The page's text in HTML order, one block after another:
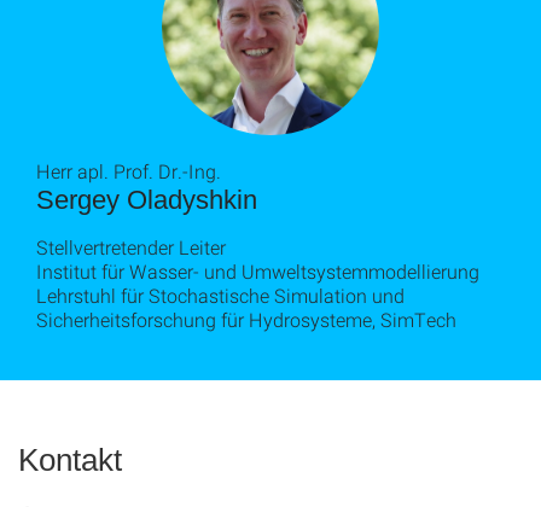
Sergey Oladyshkin
Herr apl. Prof. Dr.-Ing.
Stellvertretender Leiter
Institut für Wasser- und Umweltsystemmodellierung
Lehrstuhl für Stochastische Simulation und
Sicherheitsforschung für Hydrosysteme, SimTech
Kontakt